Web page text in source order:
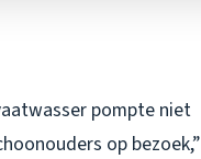
pompte niet
op bezoek,”